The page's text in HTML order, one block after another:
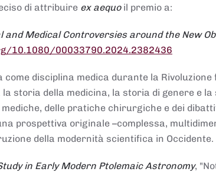
di attribuire ex aequoil premio a:
Medical Controversies around the New
10.1080/00033790.2024.2382436
disciplina medica durante la Rivoluzione
storia della medicina, la storia di genere e la
delle pratiche chirurgiche e dei
prospettiva originale –complessa,
della modernità scientifica in Occidente.
in Early Modern Ptolemaic Astronomy,